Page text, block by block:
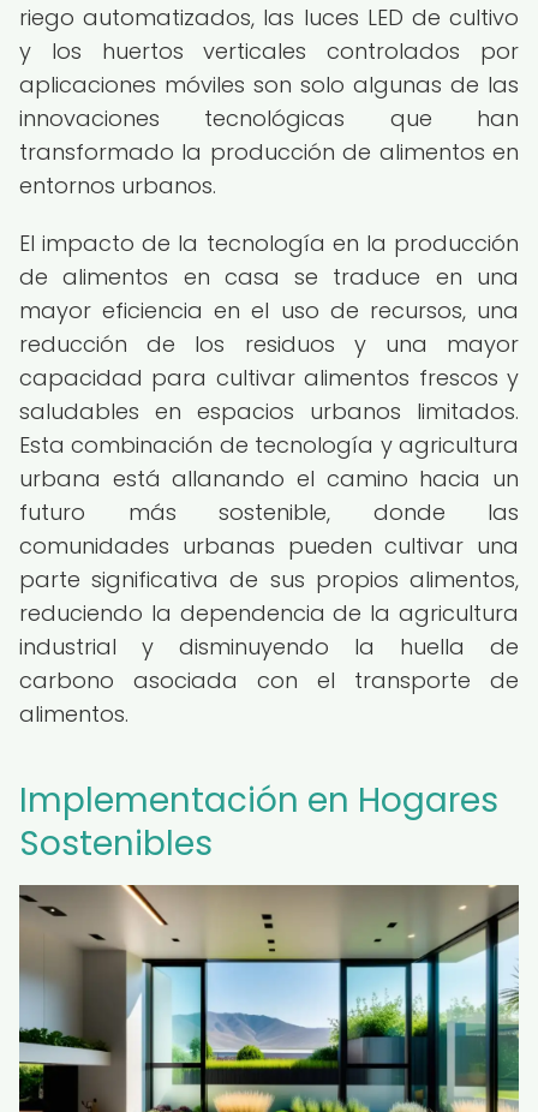
riego automatizados, las luces LED de cultivo
y los huertos verticales controlados por
aplicaciones móviles son solo algunas de las
innovaciones tecnológicas que han
transformado la producción de alimentos en
entornos urbanos.
El impacto de la tecnología en la producción
de alimentos en casa se traduce en una
mayor eficiencia en el uso de recursos, una
reducción de los residuos y una mayor
capacidad para cultivar alimentos frescos y
saludables en espacios urbanos limitados.
Esta combinación de tecnología y agricultura
urbana está allanando el camino hacia un
futuro más sostenible, donde las
comunidades urbanas pueden cultivar una
parte significativa de sus propios alimentos,
reduciendo la dependencia de la agricultura
industrial y disminuyendo la huella de
carbono asociada con el transporte de
alimentos.
Implementación en Hogares
Sostenibles